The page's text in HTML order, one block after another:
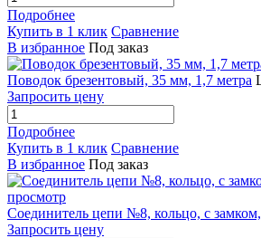
Подробнее
Купить в 1 клик Сравнение
В избранное Под заказ
Поводок брезентовый, 35 мм, 1,7 метра
Запросить цену
Подробнее
Купить в 1 клик Сравнение
В избранное Под заказ
просмотр
Соединитель цепи №8, кольцо, с
Запросить цену